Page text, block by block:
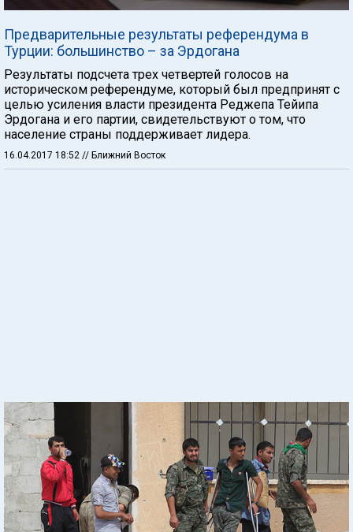
Предварительные результаты референдума в
Турции: большинство – за Эрдогана
Результаты подсчета трех четвертей голосов на
историческом референдуме, который был предпринят с
целью усиления власти президента Реджепа Тейипа
Эрдогана и его партии, свидетельствуют о том, что
население страны поддерживает лидера.
16.04.2017 18:52 // Ближний Восток